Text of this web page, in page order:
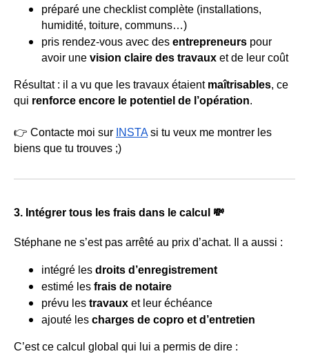
préparé une checklist complète (installations,
humidité, toiture, communs…)
pris rendez-vous avec des entrepreneurs pour
avoir une vision claire des travaux et de leur coût
Résultat : il a vu que les travaux étaient maîtrisables, ce
qui renforce encore le potentiel de l’opération.
👉 Contacte moi sur INSTAsi tu veux me montrer les
biens que tu trouves ;)
3. Intégrer tous les frais dans le calcul 💸
Stéphane ne s’est pas arrêté au prix d’achat. Il a aussi :
intégré les droits d’enregistrement
estimé les frais de notaire
prévu les travaux et leur échéance
ajouté les charges de copro et d’entretien
C’est ce calcul global qui lui a permis de dire :